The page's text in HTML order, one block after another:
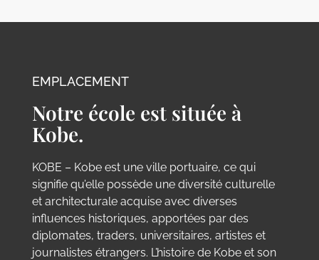
EMPLACEMENT
Notre école est située à
Kobe.
KOBE – Kobe est une ville portuaire, ce qui
signifie qu’elle possède une diversité culturelle
et architecturale acquise avec diverses
influences historiques, apportées par des
diplomates, traders, universitaires, artistes et
journalistes étrangers. L’histoire de Kobe et son